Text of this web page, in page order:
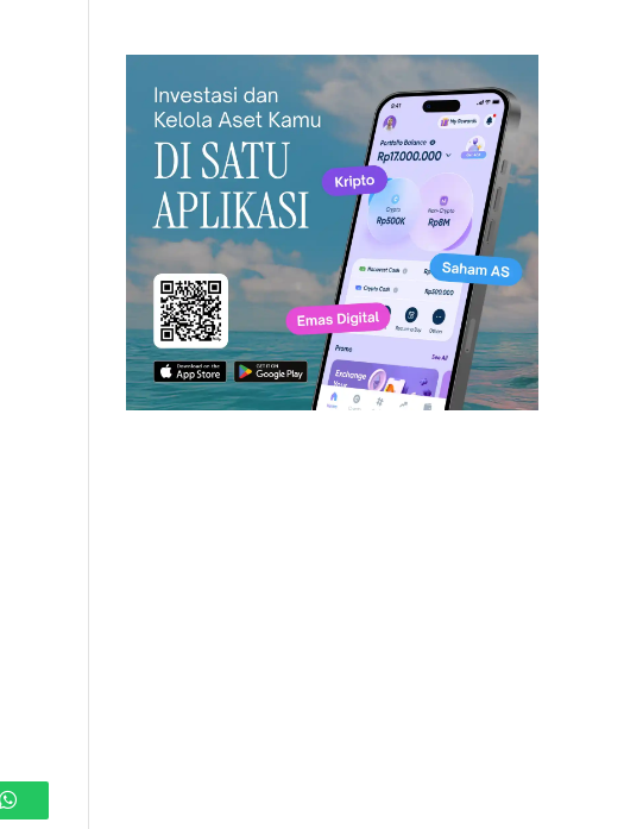
WhatsApp